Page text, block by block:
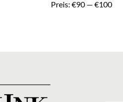
Preis: €90— €100